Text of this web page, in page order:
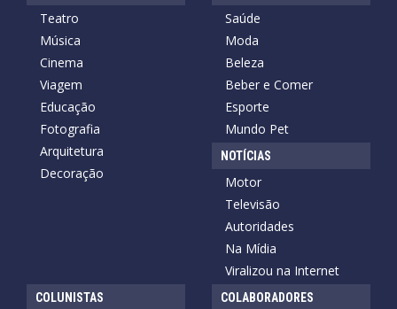
Teatro
Música
Cinema
Viagem
Educação
Fotografia
Arquitetura
Decoração
Saúde
Moda
Beleza
Beber e Comer
Esporte
Mundo Pet
NOTÍCIAS
Motor
Televisão
Autoridades
Na Mídia
Viralizou na Internet
COLUNISTAS COLABORADORES